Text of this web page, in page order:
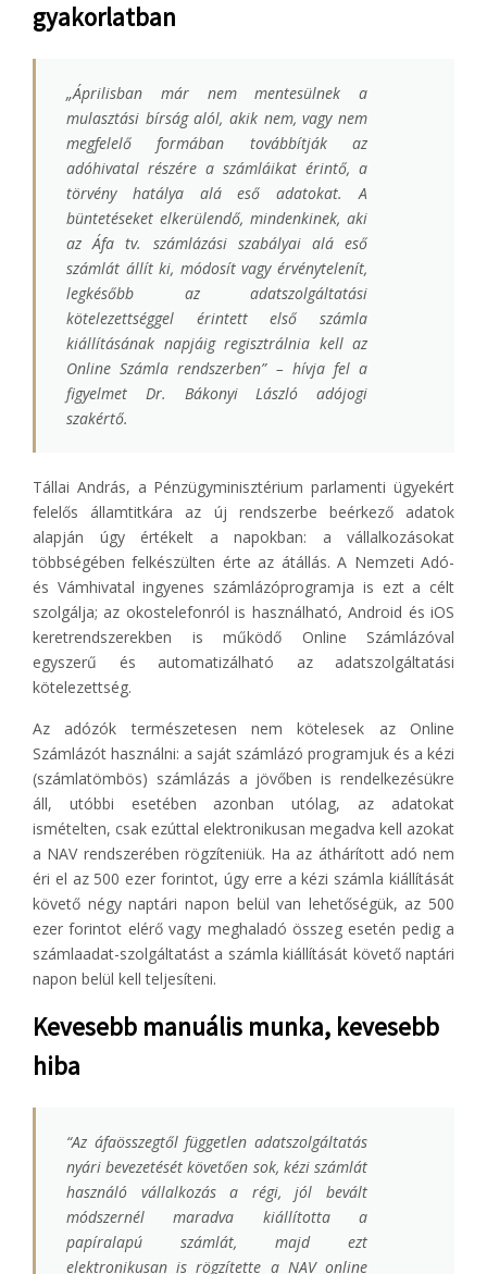
gyakorlatban
„Áprilisban már nem mentesülnek a
mulasztási bírság alól, akik nem, vagy nem
megfelelő formában továbbítják az
adóhivatal részére a számláikat érintő, a
törvény hatálya alá eső adatokat. A
büntetéseket elkerülendő, mindenkinek, aki
az Áfa tv. számlázási szabályai alá eső
számlát állít ki, módosít vagy érvénytelenít,
legkésőbb az adatszolgáltatási
kötelezettséggel érintett első számla
kiállításának napjáig regisztrálnia kell az
Online Számla rendszerben” – hívja fel a
figyelmet Dr. Bákonyi László adójogi
szakértő.
Tállai András, a Pénzügyminisztérium parlamenti ügyekért
felelős államtitkára az új rendszerbe beérkező adatok
alapján úgy értékelt a napokban: a vállalkozásokat
többségében felkészülten érte az átállás. A Nemzeti Adó-
és Vámhivatal ingyenes számlázóprogramja is ezt a célt
szolgálja; az okostelefonról is használható, Android és iOS
keretrendszerekben is működő Online Számlázóval
egyszerű és automatizálható az adatszolgáltatási
kötelezettség.
Az adózók természetesen nem kötelesek az Online
Számlázót használni: a saját számlázó programjuk és a kézi
(számlatömbös) számlázás a jövőben is rendelkezésükre
áll, utóbbi esetében azonban utólag, az adatokat
ismételten, csak ezúttal elektronikusan megadva kell azokat
a NAV rendszerében rögzíteniük. Ha az áthárított adó nem
éri el az 500 ezer forintot, úgy erre a kézi számla kiállítását
követő négy naptári napon belül van lehetőségük, az 500
ezer forintot elérő vagy meghaladó összeg esetén pedig a
számlaadat-szolgáltatást a számla kiállítását követő naptári
napon belül kell teljesíteni.
Kevesebb manuális munka, kevesebb
hiba
“Az áfaösszegtől független adatszolgáltatás
nyári bevezetését követően sok, kézi számlát
használó vállalkozás a régi, jól bevált
módszernél maradva kiállította a
papíralapú számlát, majd ezt
elektronikusan is rögzítette a NAV online